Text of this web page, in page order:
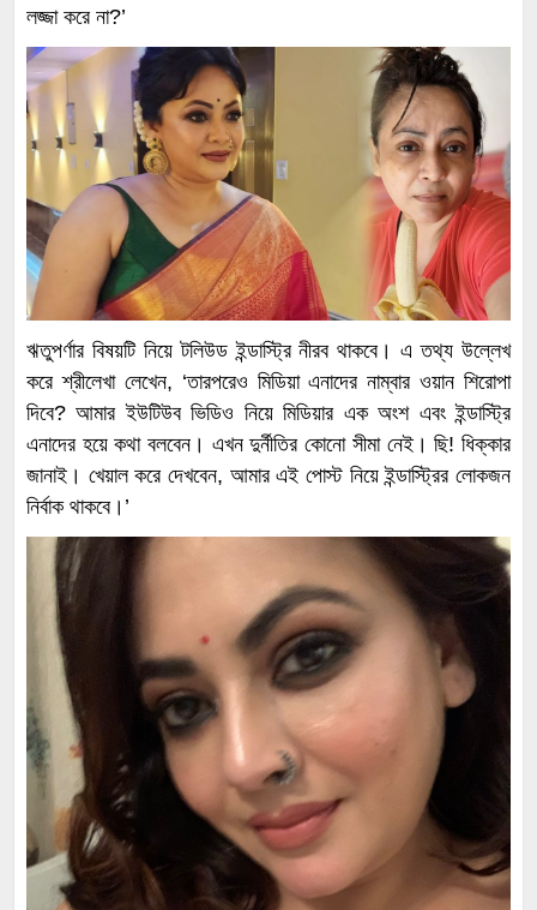
লজ্জা করে না?’
ঋতুপর্ণার বিষয়টি নিয়ে টলিউড ইন্ডাস্ট্রি নীরব থাকবে। এ তথ্য উল্লেখ
করে শ্রীলেখা লেখেন, ‘তারপরেও মিডিয়া এনাদের নাম্বার ওয়ান শিরোপা
দিবে? আমার ইউটিউব ভিডিও নিয়ে মিডিয়ার এক অংশ এবং ইন্ডাস্ট্রি
এনাদের হয়ে কথা বলবেন। এখন দুর্নীতির কোনো সীমা নেই। ছি! ধিক্কার
জানাই। খেয়াল করে দেখবেন, আমার এই পোস্ট নিয়ে ইন্ডাস্ট্রির লোকজন
নির্বাক থাকবে।’